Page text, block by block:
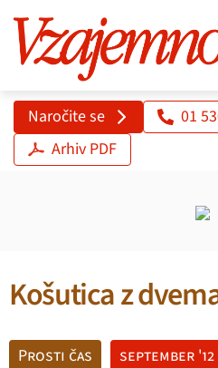
Naročite se
01
Arhiv PDF
Košutica z
Prosti čas september '12